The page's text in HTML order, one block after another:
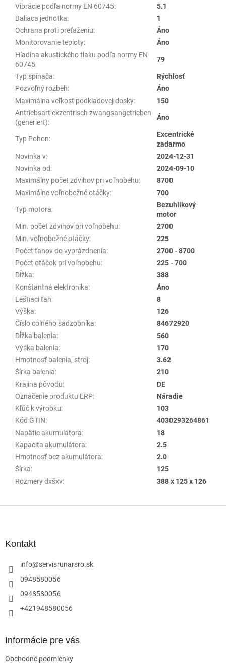
Vibrácie podľa normy EN 60745:
5.1
Baliaca jednotka:
1
Ochrana proti preťaženiu:
Áno
Monitorovanie teploty:
Áno
Hladina akustického tlaku podľa normy EN
60745:
79
Typ spínača:
Rýchlosť
Pozvoľný rozbeh:
Áno
Maximálna veľkosť podkladovej dosky:
150
Antriebsart exzentrisch zwangsangetrieben
(generiert):
Áno
Typ Pohon:
Excentrické
zadarmo
Novinka v:
2024-12-31
Novinka od:
2024-09-10
Maximálny počet zdvihov pri voľnobehu:
8700
Maximálne voľnobežné otáčky: 700
Typ motora:
Bezuhlíkový
motor
Min. počet zdvihov pri voľnobehu:
2700
Min. voľnobežné otáčky:
225
Počet ťahov do vyprázdnenia:
2700 - 8700
Počet otáčok pri voľnobehu:
225 - 700
Dĺžka:
388
Konštantná elektronika:
Áno
Leštiaci ťah:
8
Výška:
126
Číslo colného sadzobníka:
84672920
Dĺžka balenia:
560
Výška balenia:
170
Hmotnosť balenia, stroj:
3.62
Šírka balenia:
210
Krajina pôvodu:
DE
Označenie produktu ERP:
Náradie
Kľúč k výrobku:
103
Kód GTIN:
4030293264861
Napätie akumulátora:
18
Kapacita akumulátora:
2.5
Hmotnosť bez akumulátora:
2.0
Šírka:
125
Rozmery dxšxv: 388 x 125 x 126
Kontakt
info@servisrunarsro.sk
0948580056
0948580056
+421948580056
Informácie pre vás
Obchodné podmienky